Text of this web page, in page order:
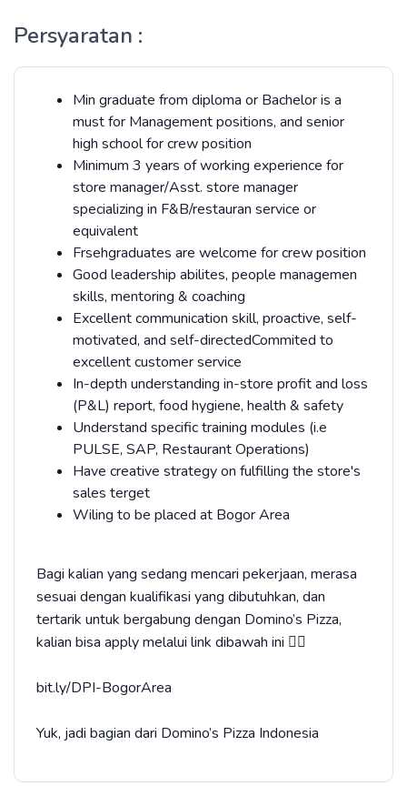
Persyaratan :
Min graduate from diploma or Bachelor is a
must for Management positions, and senior
high school for crew position
Minimum 3 years of working experience for
store manager/Asst. store manager
specializing in F&B/restauran service or
equivalent
Frsehgraduates are welcome for crew position
Good leadership abilites, people managemen
skills, mentoring & coaching
Excellent communication skill, proactive, self-
motivated, and self-directedCommited to
excellent customer service
In-depth understanding in-store profit and loss
(P&L) report, food hygiene, health & safety
Understand specific training modules (i.e
PULSE, SAP, Restaurant Operations)
Have creative strategy on fulfilling the store's
sales terget
Wiling to be placed at Bogor Area
Bagi kalian yang sedang mencari pekerjaan, merasa
sesuai dengan kualifikasi yang dibutuhkan, dan
tertarik untuk bergabung dengan Domino’s Pizza,
kalian bisa apply melalui link dibawah ini 👇🏻
bit.ly/DPI-BogorArea
Yuk, jadi bagian dari Domino’s Pizza Indonesia